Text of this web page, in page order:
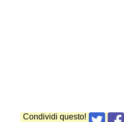
Condividi questo!